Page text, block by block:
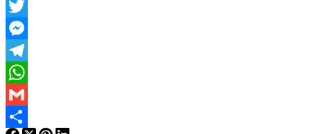
Facebook
Twitter
Messenger
Telegram
WhatsApp
Gmail